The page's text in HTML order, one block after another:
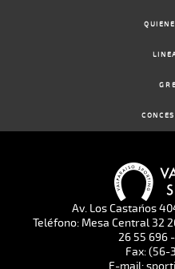
Av. Los Castaños
Teléfono: Mesa Central 32
26 55 696
Fax: (56-
E-mail: